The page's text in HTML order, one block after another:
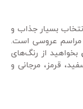
بسیار جذاب و
مراسم عروسی است.
بخواهید از رنگ‌های
قرمز، مرجانی و